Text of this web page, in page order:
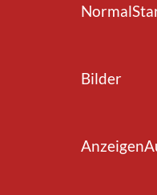
Normal
Bilder
Anzeigen